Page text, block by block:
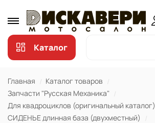
Каталог
Главная
Каталог товаров
Запчасти "Русская Механика"
Для квадроциклов (оригинальный каталог)
СИДЕНЬЕ длинная база (двухместный)